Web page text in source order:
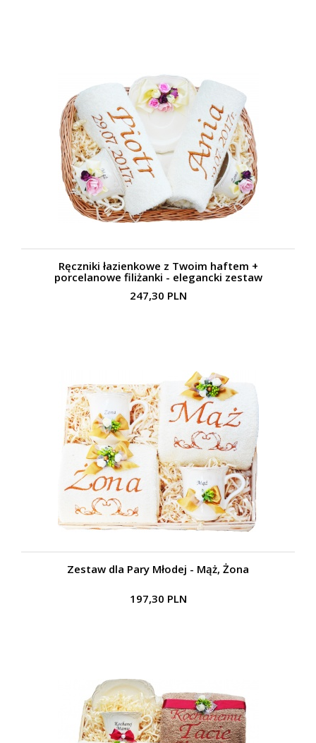
Ręczniki łazienkowe z Twoim haftem +
porcelanowe filiżanki - elegancki zestaw
247,30 PLN
Zestaw dla Pary Młodej - Mąż, Żona
197,30 PLN